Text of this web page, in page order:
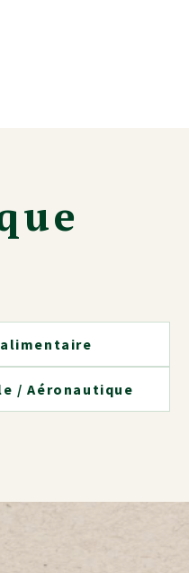
/ Aéronautique